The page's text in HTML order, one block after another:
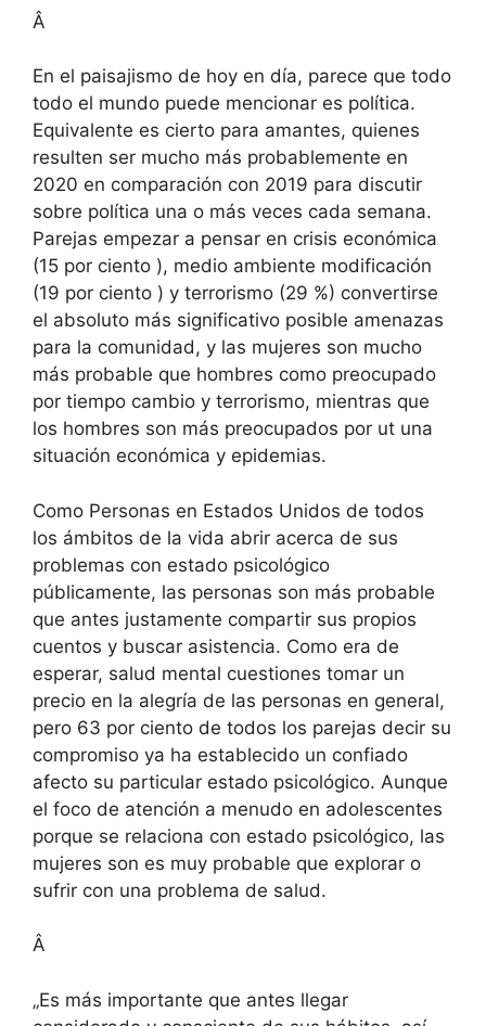
Â
En el paisajismo de hoy en día, parece que todo
todo el mundo puede mencionar es política.
Equivalente es cierto para amantes, quienes
resulten ser mucho más probablemente en
2020 en comparación con 2019 para discutir
sobre política una o más veces cada semana.
Parejas empezar a pensar en crisis económica
(15 por ciento ), medio ambiente modificación
(19 por ciento ) y terrorismo (29 %) convertirse
el absoluto más significativo posible amenazas
para la comunidad, y las mujeres son mucho
más probable que hombres como preocupado
por tiempo cambio y terrorismo, mientras que
los hombres son más preocupados por ut una
situación económica y epidemias.
Como Personas en Estados Unidos de todos
los ámbitos de la vida abrir acerca de sus
problemas con estado psicológico
públicamente, las personas son más probable
que antes justamente compartir sus propios
cuentos y buscar asistencia. Como era de
esperar, salud mental cuestiones tomar un
precio en la alegría de las personas en general,
pero 63 por ciento de todos los parejas decir su
compromiso ya ha establecido un confiado
afecto su particular estado psicológico. Aunque
el foco de atención a menudo en adolescentes
porque se relaciona con estado psicológico, las
mujeres son es muy probable que explorar o
sufrir con una problema de salud.
Â
„Es más importante que antes llegar